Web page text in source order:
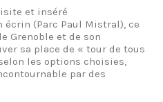
et inséré
écrin (Parc Paul Mistral), ce
Grenoble et de son
sa place de « tour de tous
les options choisies,
par des